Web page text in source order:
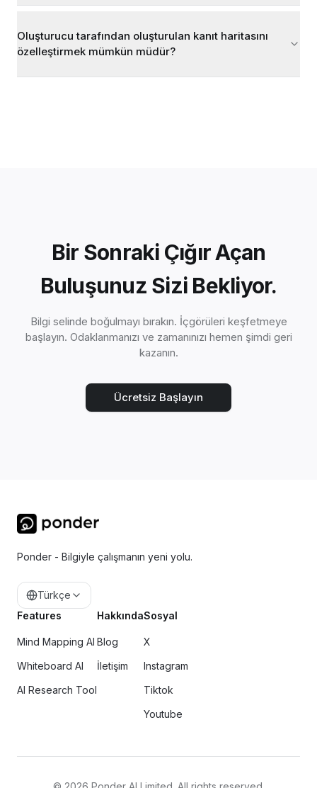
Oluşturucu tarafından oluşturulan kanıt haritasını
özelleştirmek mümkün müdür?
Bir Sonraki Çığır Açan
Buluşunuz Sizi Bekliyor.
Bilgi selinde boğulmayı bırakın. İçgörüleri keşfetmeye
başlayın. Odaklanmanızı ve zamanınızı hemen şimdi geri
kazanın.
Ücretsiz Başlayın
Ponder - Bilgiyle çalışmanın yeni yolu.
Türkçe
Features
Mind Mapping AI
Whiteboard AI
AI Research Tool
Hakkında
Blog
İletişim
Sosyal
X
Instagram
Tiktok
Youtube